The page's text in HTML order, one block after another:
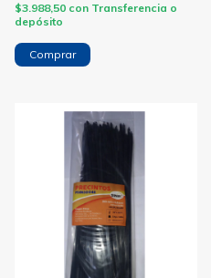
$3.988,50 con Transferencia o
depósito